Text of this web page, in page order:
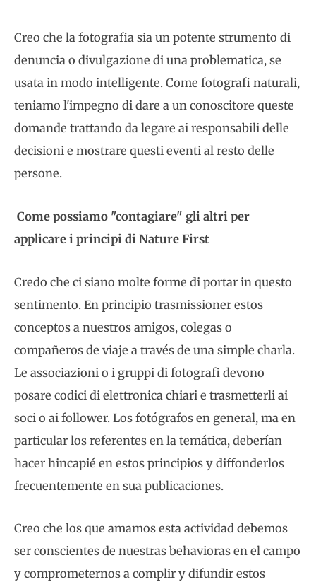
Creo che la fotografia sia un potente strumento di
denuncia o divulgazione di una problematica, se
usata in modo intelligente. Come fotografi naturali,
teniamo l'impegno di dare a un conoscitore queste
domande trattando da legare ai responsabili delle
decisioni e mostrare questi eventi al resto delle
persone.
Come possiamo "contagiare" gli altri per
applicare i principi di Nature First
Credo che ci siano molte forme di portar in questo
sentimento. En principio trasmissioner estos
conceptos a nuestros amigos, colegas o
compañeros de viaje a través de una simple charla.
Le associazioni o i gruppi di fotografi devono
posare codici di elettronica chiari e trasmetterli ai
soci o ai follower. Los fotógrafos en general, ma en
particular los referentes en la temática, deberían
hacer hincapié en estos principios y diffonderlos
frecuentemente en sua publicaciones.
Creo che los que amamos esta actividad debemos
ser conscientes de nuestras behavioras en el campo
y comprometernos a complir y difundir estos